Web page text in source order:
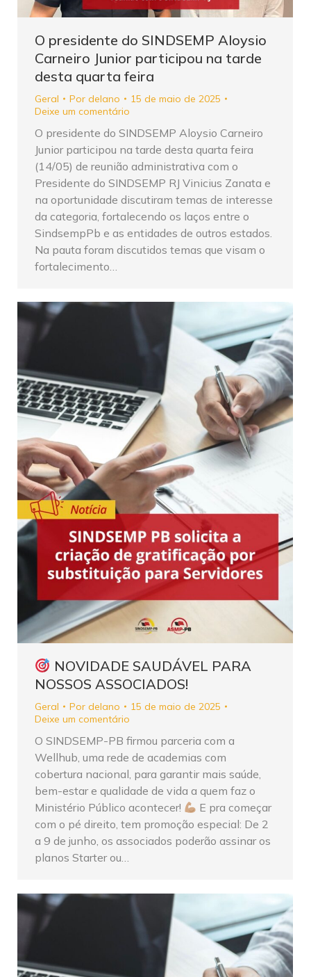
O presidente do SINDSEMP Aloysio
Carneiro Junior participou na tarde
desta quarta feira
Geral Por delano
15 de maio de 2025
Deixe um comentário
O presidente do SINDSEMP Aloysio Carneiro
Junior participou na tarde desta quarta feira
(14/05) de reunião administrativa com o
Presidente do SINDSEMP RJ Vinicius Zanata e
na oportunidade discutiram temas de interesse
da categoria, fortalecendo os laços entre o
SindsempPb e as entidades de outros estados.
Na pauta foram discutidos temas que visam o
fortalecimento…
NOVIDADE SAUDÁVEL PARA
NOSSOS ASSOCIADOS!
Geral Por delano
15 de maio de 2025
Deixe um comentário
O SINDSEMP-PB firmou parceria com a
Wellhub, uma rede de academias com
cobertura nacional, para garantir mais saúde,
bem-estar e qualidade de vida a quem faz o
Ministério Público acontecer!
E pra começar
com o pé direito, tem promoção especial: De 2
a 9 de junho, os associados poderão assinar os
planos Starter ou…